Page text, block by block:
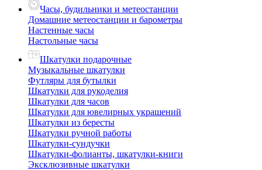
Часы, будильники и метеостанции
Домашние метеостанции и барометры
Настенные часы
Настольные часы
Шкатулки подарочные
Музыкальные шкатулки
Футляры для бутылки
Шкатулки для рукоделия
Шкатулки для часов
Шкатулки для ювелирных украшений
Шкатулки из бересты
Шкатулки ручной работы
Шкатулки-сундучки
Шкатулки-фолианты, шкатулки-книги
Эксклюзивные шкатулки